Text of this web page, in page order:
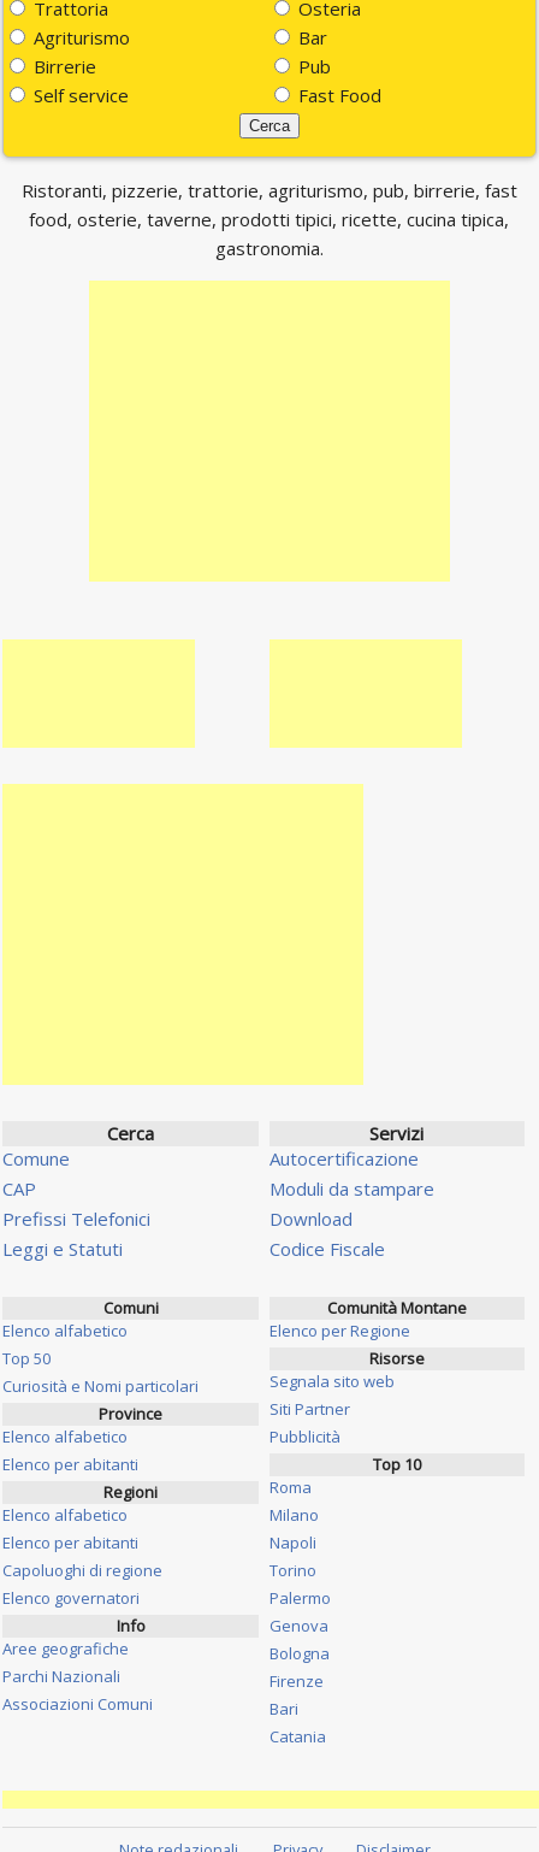
Trattoria
Osteria
Agriturismo
Bar
Birrerie
Pub
Self service
Fast Food
Ristoranti, pizzerie, trattorie, agriturismo, pub, birrerie, fast
food, osterie, taverne, prodotti tipici, ricette, cucina tipica,
gastronomia.
Cerca
Comune
CAP
Prefissi Telefonici
Leggi e Statuti
Servizi
Autocertificazione
Moduli da stampare
Download
Codice Fiscale
Comuni
Elenco alfabetico
Top 50
Curiosità e Nomi particolari
Province
Elenco alfabetico
Elenco per abitanti
Regioni
Elenco alfabetico
Elenco per abitanti
Capoluoghi di regione
Elenco governatori
Info
Aree geografiche
Parchi Nazionali
Associazioni Comuni
Comunità Montane
Elenco per Regione
Risorse
Segnala sito web
Siti Partner
Pubblicità
Top 10
Roma
Milano
Napoli
Torino
Palermo
Genova
Bologna
Firenze
Bari
Catania